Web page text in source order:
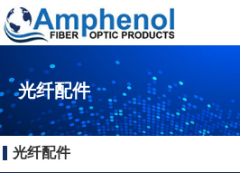
光纤配件
光纤配件